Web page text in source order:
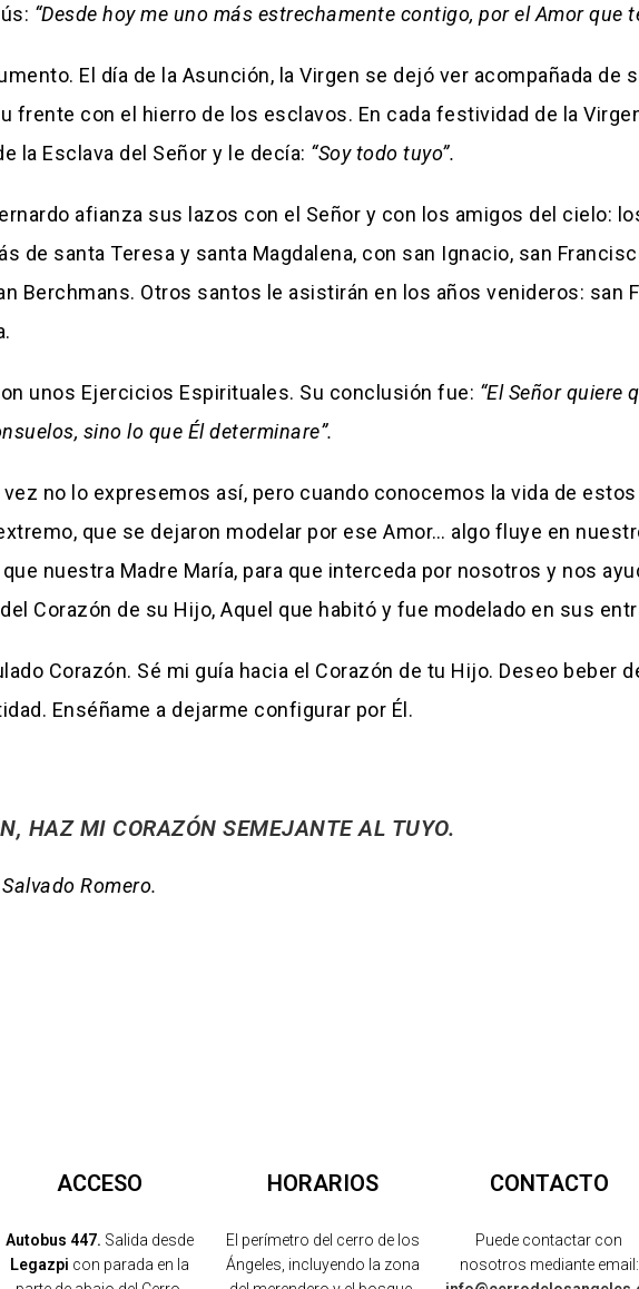
“Desde hoy me uno más estrechamente contigo, por el Amor que
El día de la Asunción, la Virgen se dejó ver acompañada de
frente con el hierro de los esclavos. En cada festividad de la
la Esclava del Señor y le decía: “Soy todo tuyo”.
afianza sus lazos con el Señor y con los amigos del cielo:
de santa Teresa y santa Magdalena, con san Ignacio, san
Berchmans. Otros santos le asistirán en los años venideros: san
unos Ejercicios Espirituales. Su conclusión fue: “El Señor quiere
sino lo que Él determinare”.
no lo expresemos así, pero cuando conocemos la vida de
que se dejaron modelar por ese Amor… algo fluye en
nuestra Madre María, para que interceda por nosotros y nos
Corazón de su Hijo, Aquel que habitó y fue modelado en sus
Corazón. Sé mi guía hacia el Corazón de tu Hijo. Deseo beber
Enséñame a dejarme configurar por Él.
HAZ MI CORAZÓN SEMEJANTE AL TUYO.
Romero.
ACCESO
Autobus 447. Salida desde
Legazpi con parada en la
HORARIOS
El perímetro del cerro de los
Ángeles, incluyendo la zona
CONTACTO
Puede contactar con
nosotros mediante email: